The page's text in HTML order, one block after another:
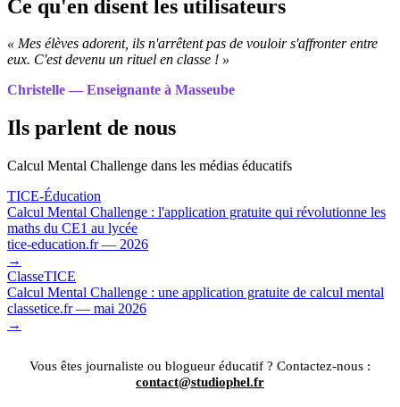
Ce qu'en disent les utilisateurs
« Mes élèves adorent, ils n'arrêtent pas de vouloir s'affronter entre
eux. C'est devenu un rituel en classe ! »
Christelle — Enseignante à Masseube
Ils parlent de nous
Calcul Mental Challenge dans les médias éducatifs
TICE-Éducation
Calcul Mental Challenge : l'application gratuite qui révolutionne les
maths du CE1 au lycée
tice-education.fr — 2026
→
ClasseTICE
Calcul Mental Challenge : une application gratuite de calcul mental
classetice.fr — mai 2026
→
Vous êtes journaliste ou blogueur éducatif ? Contactez-nous :
contact@studiophel.fr